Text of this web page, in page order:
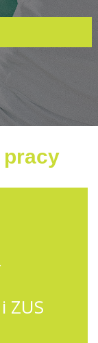
pracy
ZUS